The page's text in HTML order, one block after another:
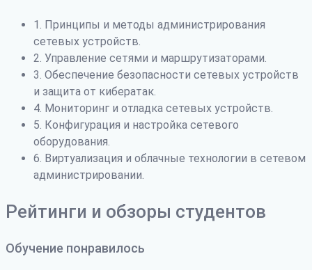
1. Принципы и методы администрирования
сетевых устройств.
2. Управление сетями и маршрутизаторами.
3. Обеспечение безопасности сетевых устройств
и защита от кибератак.
4. Мониторинг и отладка сетевых устройств.
5. Конфигурация и настройка сетевого
оборудования.
6. Виртуализация и облачные технологии в сетевом
администрировании.
Рейтинги и обзоры студентов
Обучение понравилось